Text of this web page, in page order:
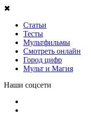
✖
Статьи
Тесты
Мультфильмы
Смотреть онлайн
Город цифр
Мульт и Магия
Наши соцсети